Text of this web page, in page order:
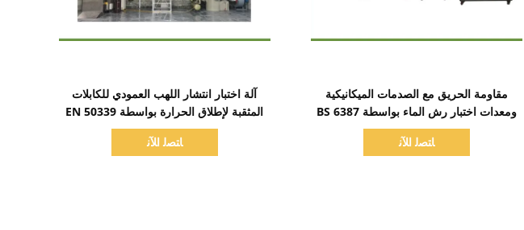
آلة اختبار انتشار اللهب العمودي للكابلات
المثقبة لإطلاق الحرارة بواسطة EN 50339
ﺎﺘﺼﻟ ﺍﻶﻧ
مقاومة الحريق مع الصدمات الميكانيكية
ومعدات اختبار رش الماء بواسطة BS 6387
ﺎﺘﺼﻟ ﺍﻶﻧ